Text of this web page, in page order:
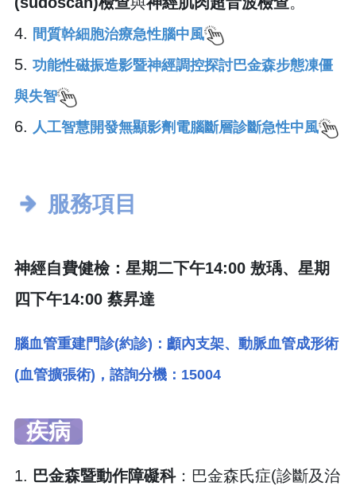
4. 間質幹細胞治療急性腦中風
5. 功能性磁振造影暨神經調控探討巴金森步態凍僵
與失智
6. 人工智慧開發無顯影劑電腦斷層診斷急性中風
服務項目
神經自費健檢：星期二下午14:00 敖瑀、星期
四下午14:00 蔡昇達
腦血管重建門診(約診)：顱內支架、動脈血管成形術
(血管擴張術)，諮詢分機：15004
疾病
1. 巴金森暨動作障礙科：巴金森氏症(診斷及治